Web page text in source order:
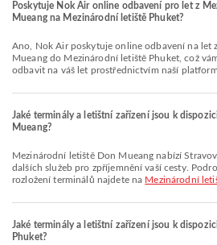
Poskytuje Nok Air online odbavení pro let z
Mueang na Mezinárodní letiště Phuket?
Ano, Nok Air poskytuje online odbavení na let z Mezinárodní letiště Don
Mueang do Mezinárodní letiště Phuket, což
odbavit na váš let prostřednictvím naší
Jaké terminály a letištní zařízení jsou k
Mueang?
Mezinárodní letiště Don Mueang nabízí Stravování, Taxi, Čekárna a mnoho
dalších služeb pro zpříjemnění vaší cesty.
rozložení terminálů najdete na Mezinárodní
Jaké terminály a letištní zařízení jsou k
Phuket?